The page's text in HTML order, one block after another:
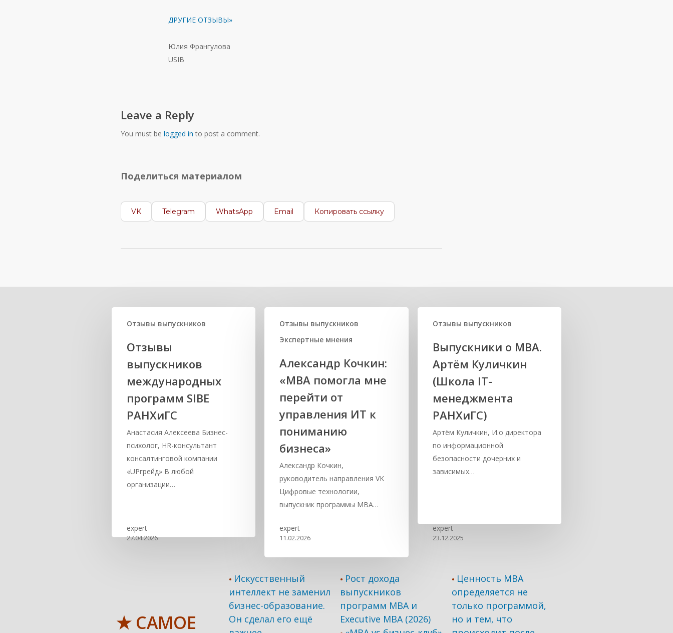
ДРУГИЕ ОТЗЫВЫ»
Юлия Франгулова
USIB
Leave a Reply
You must be logged in to post a comment.
Поделиться материалом
VK Telegram WhatsApp Email Копировать ссылку
Отзывы выпускников
Отзывы
выпускников
международных
программ SIBE
РАНХиГС
Анастасия Алексеева Бизнес-
психолог, HR-консультант
консалтинговой компании
«UPгрейд» В любой
организации…
expert
27.04.2026
Отзывы выпускников
Экспертные мнения
Александр Кочкин:
«MBA помогла мне
перейти от
управления ИТ к
пониманию
бизнеса»
Александр Кочкин,
руководитель направления VK
Цифровые технологии,
выпускник программы MBA…
expert
11.02.2026
Отзывы выпускников
Выпускники о МВА.
Артём Куличкин
(Школа IT-
менеджмента
РАНХиГС)
Артём Куличкин, И.о директора
по информационной
безопасности дочерних и
зависимых…
expert
23.12.2025
★ САМОЕ
• Искусственный
интеллект не заменил
бизнес-образование.
Он сделал его ещё
• Рост дохода
выпускников
программ МВА и
Executive MBA (2026)
• Ценность MBA
определяется не
только программой,
но и тем, что